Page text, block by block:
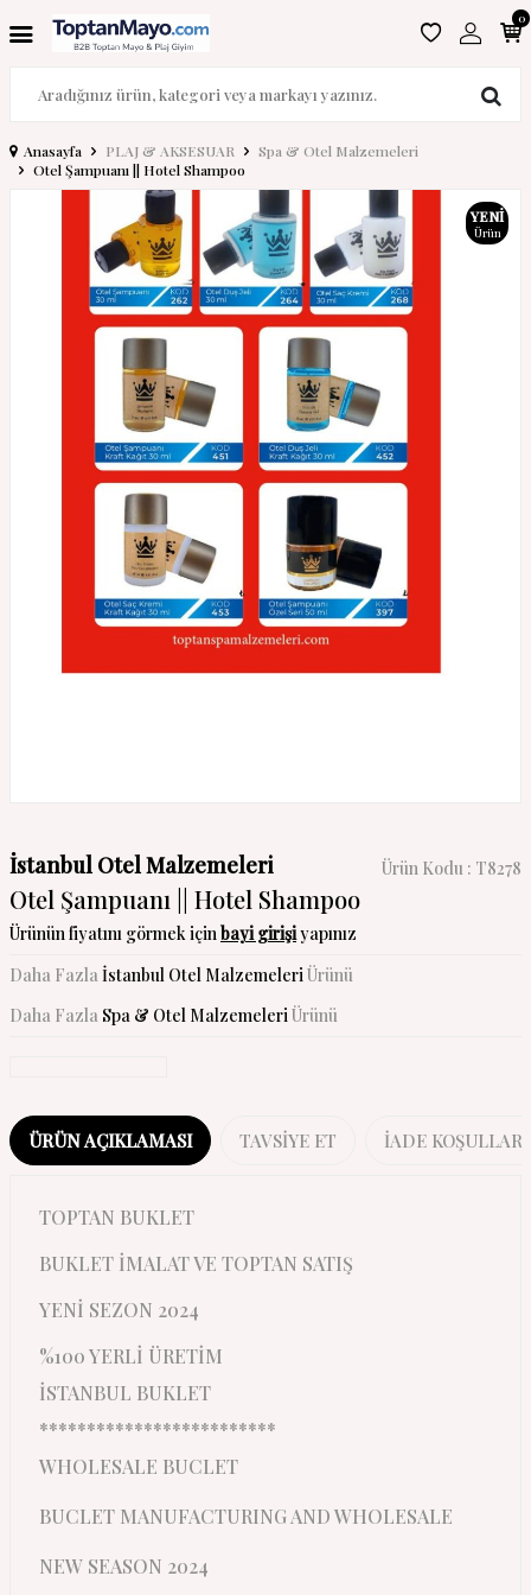
0
Anasayfa PLAJ & AKSESUAR
Spa & Otel Malzemeleri
Otel Şampuanı || Hotel Shampoo
YENI
Ürün
İstanbul Otel Malzemeleri Ürün Kodu : T8278
Otel Şampuanı || Hotel Shampoo
Ürünün fiyatını görmek içinbayi girişiyapınız
Daha Fazlaİstanbul Otel MalzemeleriÜrünü
Daha Fazla Spa & Otel MalzemeleriÜrünü
ÜRÜN AÇIKLAMASI TAVSIYE ET İADE KOŞULLARI
TOPTAN BUKLET
BUKLET İMALAT VE TOPTAN SATIŞ
YENİ SEZON 2024
%100 YERLİ ÜRETİM
İSTANBUL BUKLET
*************************
WHOLESALE BUCLET
BUCLET MANUFACTURING AND WHOLESALE
NEW SEASON 2024